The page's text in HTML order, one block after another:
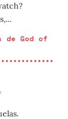
de God of